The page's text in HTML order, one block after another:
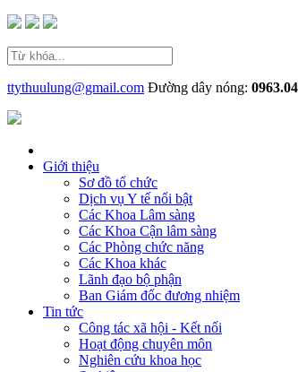
ttythuulung@gmail.com Đường dây nóng:
Giới thiệu
Sơ đồ tổ chức
Dịch vụ Y tế nổi bật
Các Khoa Lâm sàng
Các Khoa Cận lâm sàng
Các Phòng chức năng
Các Khoa khác
Lãnh đạo bộ phận
Ban Giám đốc đương nhiệm
Tin tức
Công tác xã hội - Kết nối
Hoạt động chuyên môn
Nghiên cứu khoa học